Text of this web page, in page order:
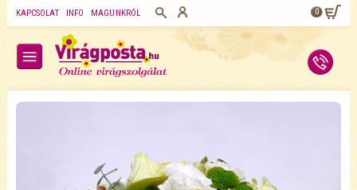
KAPCSOLAT INFO MAGUNKRÓL 0